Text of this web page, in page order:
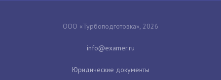
ООО «Турбоподготовка», 2026
Юридические документы